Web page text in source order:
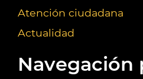
Atención ciudadana
Actualidad
Navegación